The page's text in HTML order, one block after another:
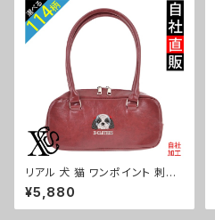
シーズー シュナウザー パグ ビ
ションフリーゼ ori-a-bg179-
b10-s
リアル 犬 猫 ワンポイント 刺繍
上品なシボ感 横長ショルダーバ
ッグ レディース ミニボストン 軽
量 雑貨 グッズ 自社ブランド 柄
¥5,880